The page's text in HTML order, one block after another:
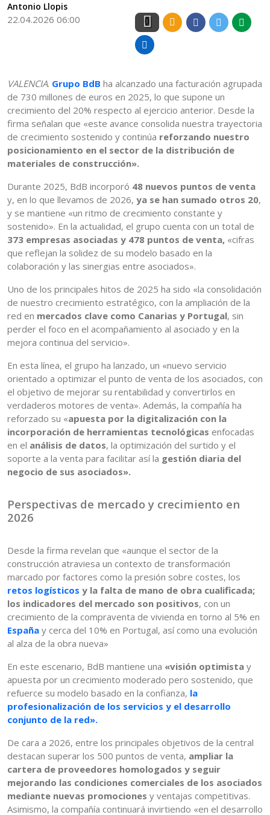
Antonio Llopis
22.04.2026 06:00 0
VALENCIA. Grupo BdB ha alcanzado una facturación agrupada
de 730 millones de euros en 2025, lo que supone un
crecimiento del 20% respecto al ejercicio anterior. Desde la
firma señalan que «este avance consolida nuestra trayectoria
de crecimiento sostenido y continúa reforzando nuestro
posicionamiento en el sector de la distribución de
materiales de construcción».
Durante 2025, BdB incorporó 48 nuevos puntos de venta
y, en lo que llevamos de 2026, ya se han sumado otros 20,
y se mantiene «un ritmo de crecimiento constante y
sostenido». En la actualidad, el grupo cuenta con un total de
373 empresas asociadas y 478 puntos de venta, «cifras
que reflejan la solidez de su modelo basado en la
colaboración y las sinergias entre asociados».
Uno de los principales hitos de 2025 ha sido «la consolidación
de nuestro crecimiento estratégico, con la ampliación de la
red en mercados clave como Canarias y Portugal, sin
perder el foco en el acompañamiento al asociado y en la
mejora continua del servicio».
En esta línea, el grupo ha lanzado, un «nuevo servicio
orientado a optimizar el punto de venta de los asociados, con
el objetivo de mejorar su rentabilidad y convertirlos en
verdaderos motores de venta». Además, la compañía ha
reforzado su «apuesta por la digitalización con la
incorporación de herramientas tecnológicas enfocadas
en el análisis de datos, la optimización del surtido y el
soporte a la venta para facilitar así la gestión diaria del
negocio de sus asociados».
Perspectivas de mercado y crecimiento en
2026
Desde la firma revelan que «aunque el sector de la
construcción atraviesa un contexto de transformación
marcado por factores como la presión sobre costes, los
retos logísticos y la falta de mano de obra cualificada;
los indicadores del mercado son positivos, con un
crecimiento de la compraventa de vivienda en torno al 5% en
España y cerca del 10% en Portugal, así como una evolución
al alza de la obra nueva»
En este escenario, BdB mantiene una «visión optimista y
apuesta por un crecimiento moderado pero sostenido, que
refuerce su modelo basado en la confianza, la
profesionalización de los servicios y el desarrollo
conjunto de la red».
De cara a 2026, entre los principales objetivos de la central
destacan superar los 500 puntos de venta, ampliar la
cartera de proveedores homologados y seguir
mejorando las condiciones comerciales de los asociados
mediante nuevas promociones y ventajas competitivas.
Asimismo, la compañía continuará invirtiendo «en el desarrollo